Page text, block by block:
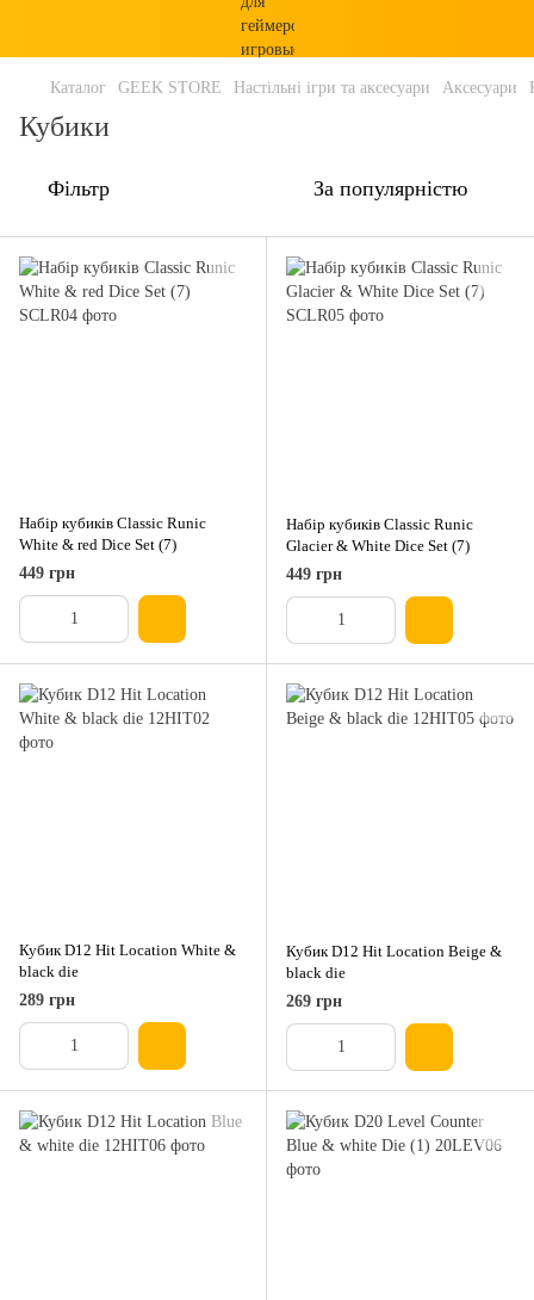
Каталог GEEK STORE Настільні ігри та аксесуари Аксесуари
Кубики
Фільтр За популярністю
Набір кубиків Classic Runic
White & red Dice Set (7)
449 грн
Набір кубиків Classic Runic
Glacier & White Dice Set (7)
449 грн
Кубик D12 Hit Location White &
black die
289 грн
Кубик D12 Hit Location Beige &
black die
269 грн